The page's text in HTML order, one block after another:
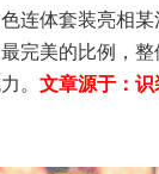
连体套装亮相
完美的比例，
。 文章源于： 识